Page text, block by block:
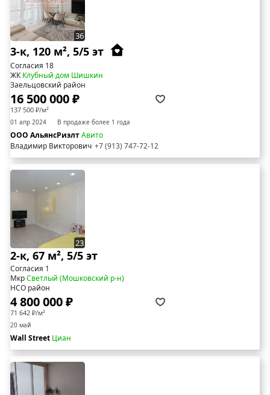
36
3-к, 120 м², 5/5 эт
Согласия 18
ЖККлубный дом Шишкин
Заельцовский район
16 500 000 ₽
137 500 ₽/м²
01 апр 2024 В продаже более 1 года
ООО АльянсРиэлтАвито
Владимир Викторович +7 (913) 747-72-12
23
2-к, 67 м², 5/5 эт
Согласия 1
МкрСветлый (Мошковский р-н)
НСО район
4 800 000 ₽
71 642 ₽/м²
20 май
Wall Street Циан